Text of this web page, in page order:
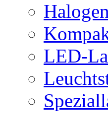
LED-